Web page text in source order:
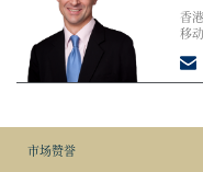
香
移
市场赞誉